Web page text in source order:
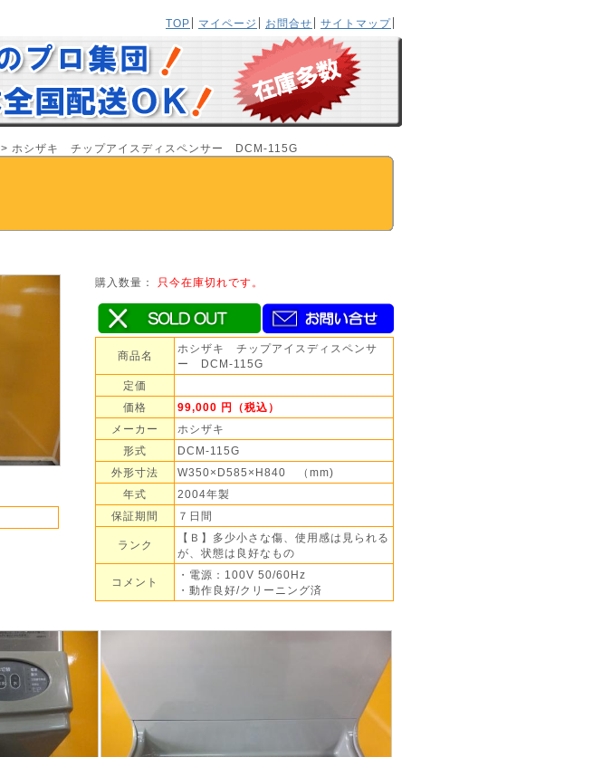
TOP
マイページ お問合せ サイトマップ
> ホシザキ チップアイスディスペンサー DCM-115G
購入数量： 只今在庫切れです。
商品名
ホシザキ チップアイスディスペンサ
ー DCM-115G
定価
価格
99,000 円（税込）
メーカー
ホシザキ
形式
DCM-115G
外形寸法
W350×D585×H840 （mm)
年式
2004年製
保証期間
７日間
ランク
【Ｂ】多少小さな傷、使用感は見られる
が、状態は良好なもの
コメント
・電源：100V 50/60Hz
・動作良好/クリーニング済